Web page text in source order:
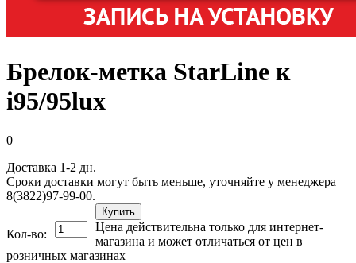
Брелок-метка StarLine к
i95/95lux
0
Доставка 1-2 дн.
Сроки доставки могут быть меньше, уточняйте у менеджера
8(3822)97-99-00.
Кол-во:
Купить
Цена действительна только для интернет-
магазина и может отличаться от цен в
розничных магазинах